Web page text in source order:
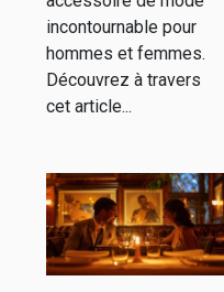
incontournable pour
hommes et femmes.
Découvrez à travers
cet article...